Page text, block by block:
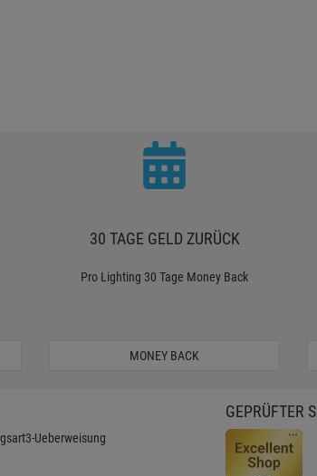
30 TAGE GELD ZURÜCK
Pro Lighting 30 Tage Money Back
MONEY BACK
GEPRÜFTER